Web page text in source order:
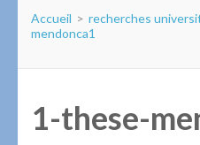
Accueil > recherches
mendonca1
1-these-